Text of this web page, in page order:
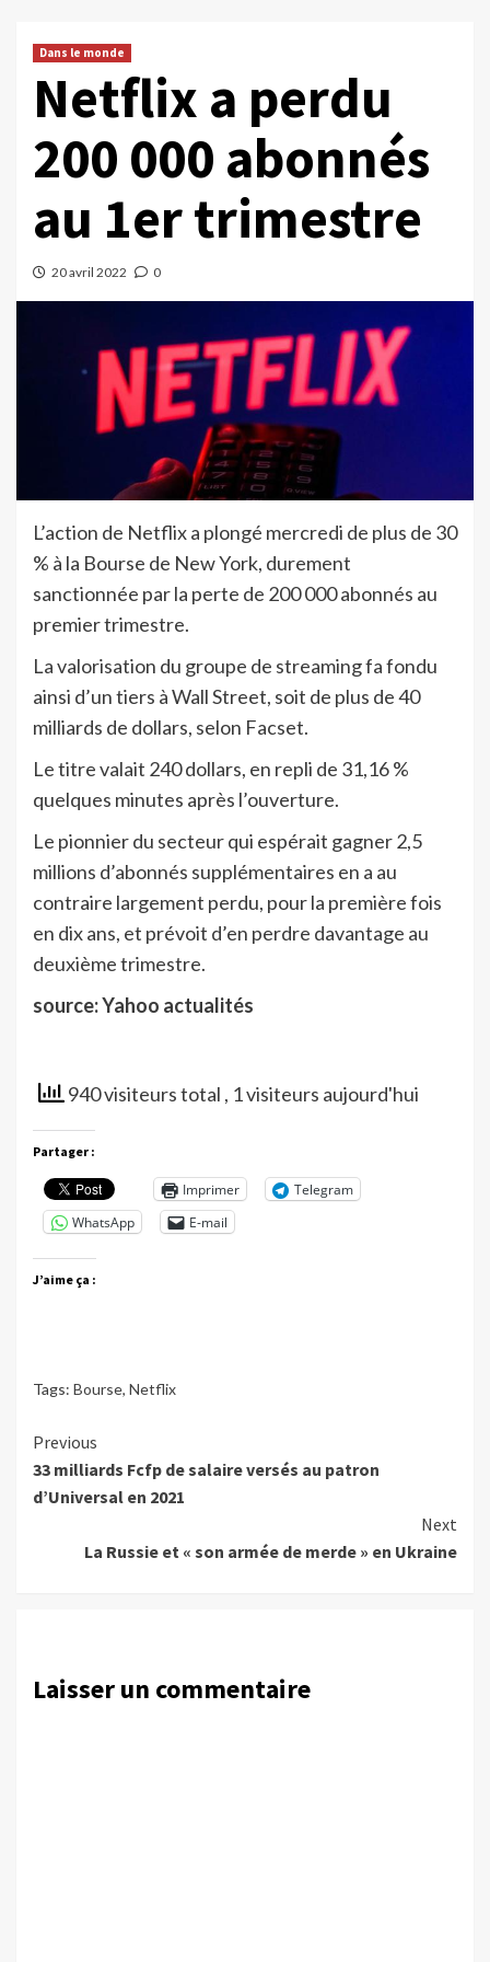
Dans le monde
Netflix a perdu
200 000 abonnés
au 1er trimestre
20 avril 2022 0
L’action de Netflix a plongé mercredi de plus de 30
% à la Bourse de New York, durement
sanctionnée par la perte de 200 000 abonnés au
premier trimestre.
La valorisation du groupe de streaming fa fondu
ainsi d’un tiers à Wall Street, soit de plus de 40
milliards de dollars, selon Facset.
Le titre valait 240 dollars, en repli de 31,16 %
quelques minutes après l’ouverture.
Le pionnier du secteur qui espérait gagner 2,5
millions d’abonnés supplémentaires en a au
contraire largement perdu, pour la première fois
en dix ans, et prévoit d’en perdre davantage au
deuxième trimestre.
source: Yahoo actualités
940 visiteurs total , 1 visiteurs aujourd'hui
Partager :
Imprimer
Telegram
WhatsApp
E-mail
J’aime ça :
Tags: Bourse, Netflix
Continue
Reading
Previous
33 milliards Fcfp de salaire versés au patron
d’Universal en 2021
Next
La Russie et « son armée de merde » en Ukraine
Laisser un commentaire